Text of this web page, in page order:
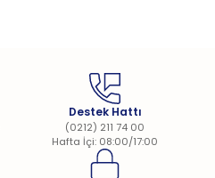
Destek Hattı
(0212) 211 74 00
Hafta İçi: 08:00/17:00